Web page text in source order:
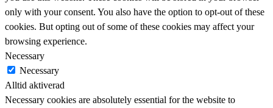
only with your consent. You also have the option to opt-out of these
cookies. But opting out of some of these cookies may affect your
browsing experience.
Necessary
Necessary
Alltid aktiverad
Necessary cookies are absolutely essential for the website to